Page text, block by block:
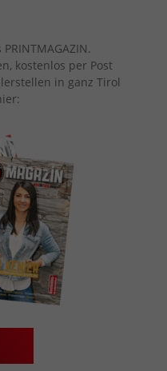
kostenlos per Post
in ganz Tirol